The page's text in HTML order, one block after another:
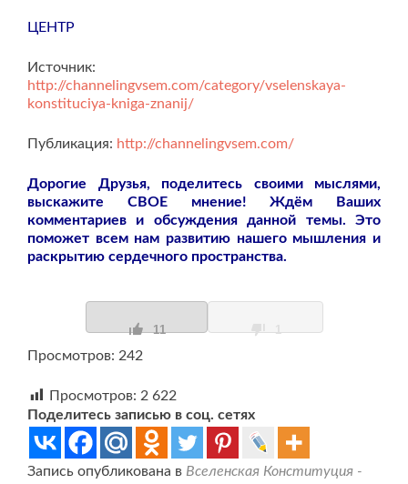
ЦЕНТР
Источник:
http://channelingvsem.com/category/vselenskaya-
konstituciya-kniga-znanij/
Публикация: http://channelingvsem.com/
Дорогие Друзья, поделитесь своими мыслями,
выскажите СВОЕ мнение! Ждём Ваших
комментариев и обсуждения данной темы. Это
поможет всем нам развитию нашего мышления и
раскрытию сердечного пространства.
11
Просмотров: 242
Просмотров: 2 622
Поделитесь записью в соц. сетях
Запись опубликована в Вселенская Конституция -